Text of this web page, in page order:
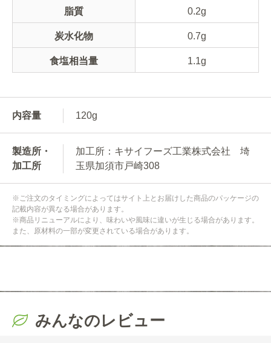
脂質 0.2g
炭水化物 0.7g
食塩相当量 1.1g
内容量 120g
製造所・
加工所
加工所：キサイフーズ工業株式会社 埼
玉県加須市戸崎308
※ご注文のタイミングによってはサイト上とお届けした商品のパッケージの
記載内容が異なる場合があります。
※商品リニューアルにより、味わいや風味に違いが生じる場合があります。
また、原材料の一部が変更されている場合があります。
みんなのレビュー